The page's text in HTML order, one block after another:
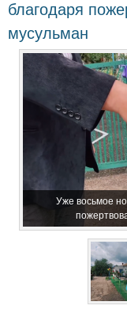
благодаря
мусульман
Уже восьмое